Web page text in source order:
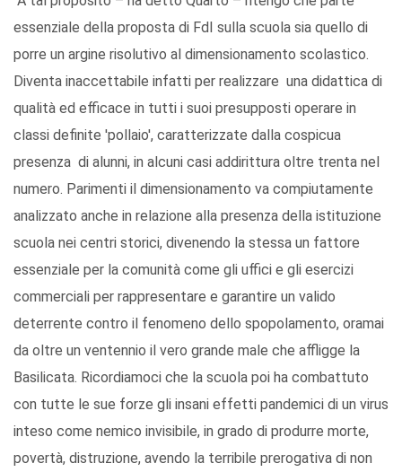
essenziale della proposta di FdI sulla scuola sia quello di
porre un argine risolutivo al dimensionamento scolastico.
Diventa inaccettabile infatti per realizzare una didattica di
qualità ed efficace in tutti i suoi presupposti operare in
classi definite 'pollaio', caratterizzate dalla cospicua
presenza di alunni, in alcuni casi addirittura oltre trenta nel
numero. Parimenti il dimensionamento va compiutamente
analizzato anche in relazione alla presenza della istituzione
scuola nei centri storici, divenendo la stessa un fattore
essenziale per la comunità come gli uffici e gli esercizi
commerciali per rappresentare e garantire un valido
deterrente contro il fenomeno dello spopolamento, oramai
da oltre un ventennio il vero grande male che affligge la
Basilicata. Ricordiamoci che la scuola poi ha combattuto
con tutte le sue forze gli insani effetti pandemici di un virus
inteso come nemico invisibile, in grado di produrre morte,
povertà, distruzione, avendo la terribile prerogativa di non